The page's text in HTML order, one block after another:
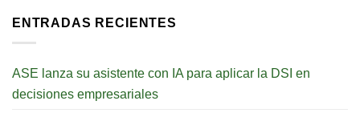
ENTRADAS RECIENTES
ASE lanza su asistente con IA para aplicar la DSI en
decisiones empresariales